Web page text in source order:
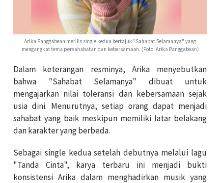
Arika Panggabean merilis single kedua bertajuk "Sahabat Selamanya" yang
mengangkat tema persahabatan dan kebersamaan. (Foto: Arika Panggabean)
Dalam keterangan resminya, Arika menyebutkan
bahwa "Sahabat Selamanya" dibuat untuk
mengajarkan nilai toleransi dan kebersamaan sejak
usia dini. Menurutnya, setiap orang dapat menjadi
sahabat yang baik meskipun memiliki latar belakang
dan karakter yang berbeda.
Sebagai single kedua setelah debutnya melalui lagu
"Tanda Cinta", karya terbaru ini menjadi bukti
konsistensi Arika dalam menghadirkan musik yang